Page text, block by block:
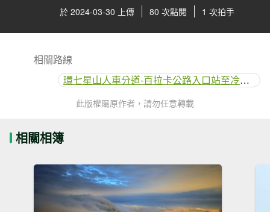
於 2024-03-30 上傳 80 次點閱 1 次拍手
相關路線
環七星山人車分道-百拉卡公路入口站至冷水坑段
此版權屬原作者，請勿任意轉載
相關相簿